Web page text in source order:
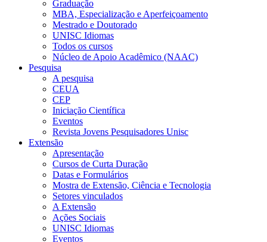
Graduação
MBA, Especialização e Aperfeiçoamento
Mestrado e Doutorado
UNISC Idiomas
Todos os cursos
Núcleo de Apoio Acadêmico (NAAC)
Pesquisa
A pesquisa
CEUA
CEP
Iniciação Científica
Eventos
Revista Jovens Pesquisadores Unisc
Extensão
Apresentação
Cursos de Curta Duração
Datas e Formulários
Mostra de Extensão, Ciência e Tecnologia
Setores vinculados
A Extensão
Ações Sociais
UNISC Idiomas
Eventos